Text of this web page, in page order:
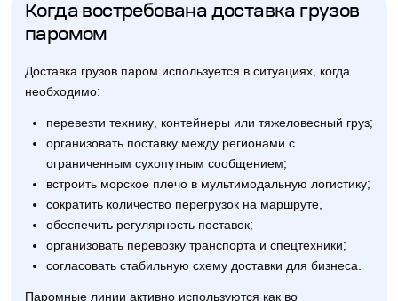
Когда востребована доставка грузов
паромом
Доставка грузов паром используется в ситуациях, когда
необходимо:
перевезти технику, контейнеры или тяжеловесный груз;
организовать поставку между регионами с
ограниченным сухопутным сообщением;
встроить морское плечо в мультимодальную логистику;
сократить количество перегрузок на маршруте;
обеспечить регулярность поставок;
организовать перевозку транспорта и спецтехники;
согласовать стабильную схему доставки для бизнеса.
Паромные линии активно используются как во